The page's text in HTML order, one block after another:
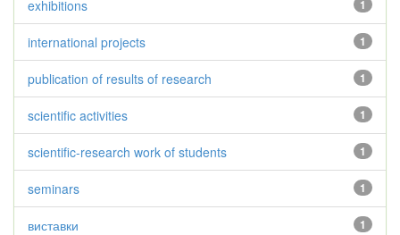
1
exhibitions
1
international projects
1
publication of results of research
1
scientific activities
1
scientific-research work of students
1
seminars
1
виставки